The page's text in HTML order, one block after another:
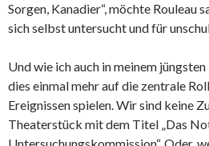
Sorgen, Kanadier“, möchte Rouleau
sich selbst untersucht und für
Und wie ich auch in meinem
dies einmal mehr auf die zentrale
Ereignissen spielen. Wir sind keine
Theaterstück mit dem Titel „Das